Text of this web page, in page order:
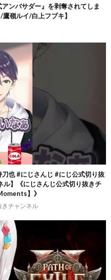
ンバサダー』を剥奪されてしま
嶺ルイ/白上フブキ】
也 #にじさんじ #にじ公式切り抜
ル】《にじさんじ公式切り抜きチ
】》
きチャンネル